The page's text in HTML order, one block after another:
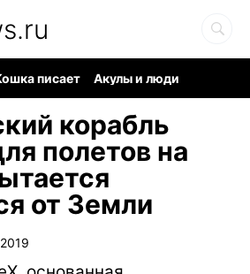
писает
Акулы и люди
корабль
полетов на
от Земли